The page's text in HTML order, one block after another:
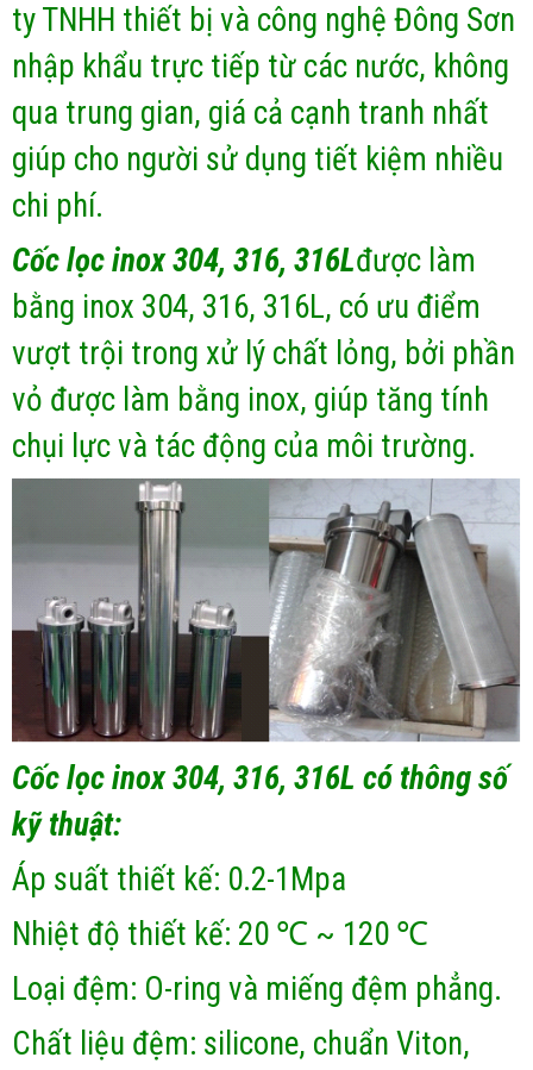
ty TNHH thiết bị và công nghệ Đông Sơn
nhập khẩu trực tiếp từ các nước, không
qua trung gian, giá cả cạnh tranh nhất
giúp cho người sử dụng tiết kiệm nhiều
chi phí.
Cốc lọc inox 304, 316, 316Lđược làm
bằng inox 304, 316, 316L, có ưu điểm
vượt trội trong xử lý chất lỏng, bởi phần
vỏ được làm bằng inox, giúp tăng tính
chụi lực và tác động của môi trường.
Cốc lọc inox 304, 316, 316L có thông số
kỹ thuật:
Áp suất thiết kế: 0.2-1Mpa
Nhiệt độ thiết kế: 20 ℃ ~ 120 ℃
Loại đệm: O-ring và miếng đệm phẳng.
Chất liệu đệm: silicone, chuẩn Viton,